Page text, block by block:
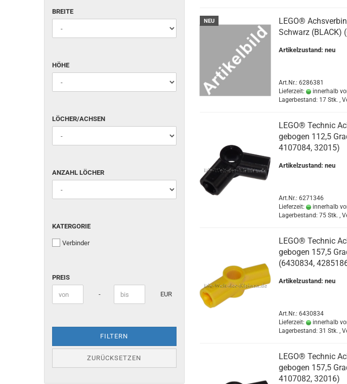
NEU
LEGO®
Schwarz (BLACK)
Artikelzustand: neu
Art.Nr.: 6286381
Lieferzeit:
innerhalb
Lagerbestand: 17 Stk. ,
LEGO® Technic
gebogen 112,5
4107084, 32015)
Artikelzustand: neu
Art.Nr.: 6271346
Lieferzeit:
innerhalb
Lagerbestand: 75 Stk. ,
LEGO® Technic
gebogen 157,5
(6430834,
Artikelzustand: neu
Art.Nr.: 6430834
Lieferzeit:
innerhalb
Lagerbestand: 31 Stk. ,
LEGO® Technic
gebogen 157,5
4107082, 32016)
BREITE
BREITE
HÖHE
HÖHE
LÖCHER/ACHSEN
LÖCHER/ACHSEN
ANZAHL
LÖCHER
ANZAHL LÖCHER
KATERGORIE
KATERGORIE
Verbinder
PREIS
Preis bis - EUR
FILTERN
ZURÜCKSETZEN